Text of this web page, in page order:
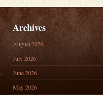
Archives
August 2026
July 2026
June 2026
May 2026